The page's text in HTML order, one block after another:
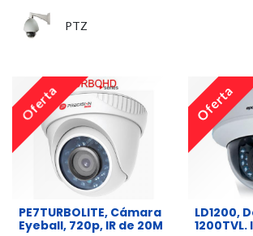
PTZ
Oferta
​PE7TURBOLITE, Cámara
Eyeball, 720p, IR de 20M
Oferta
​LD1200,
1200TVL.